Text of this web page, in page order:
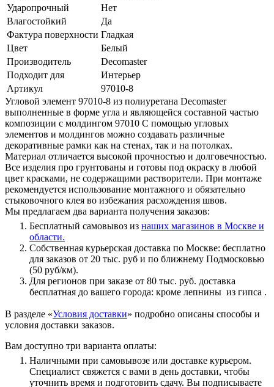
Ударопрочный
Нет
Влагостойкий
Да
Фактура поверхности Гладкая
Цвет
Белый
Производитель
Decomaster
Подходит для
Интерьер
Артикул
97010-8
Угловой элемент 97010-8 из полиуретана Decomaster
выполненные в форме угла и являющейся составной частью
композиции с молдингом 97010 С помощью угловых
элементов и молдингов можно создавать различные
декоративные рамки как на стенах, так и на потолках.
Материал отличается высокой прочностью и долговечностью.
Все изделия про грунтованы и готовы под окраску в любой
цвет красками, не содержащими растворители. При монтаже
рекомендуется использование монтажного и обязательно
стыковочного клея во избежания расхождения швов.
Мы предлагаем два варианта получения заказов:
Бесплатный самовывоз из наших магазинов в Москве и
области.
Собственная курьерская доставка по Москве: бесплатно
для заказов от 20 тыс. руб и по ближнему Подмосковью
(50 руб/км).
Для регионов при заказе от 80 тыс. руб. доставка
бесплатная до вашего города: кроме лепнины из гипса .
В разделе «Условия доставки» подробно описаны способы и
условия доставки заказов.
Вам доступно три варианта оплаты:
Наличными при самовывозе или доставке курьером.
Специалист свяжется с вами в день доставки, чтобы
уточнить время и подготовить сдачу. Вы подписываете